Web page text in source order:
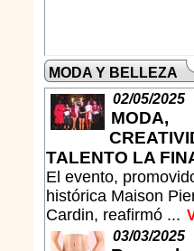
MODA Y BELLEZA
02/05/2025
MODA,
TALENTO LA
El evento,
histórica Maison
Cardin, reafirmó ...
03/03/2025